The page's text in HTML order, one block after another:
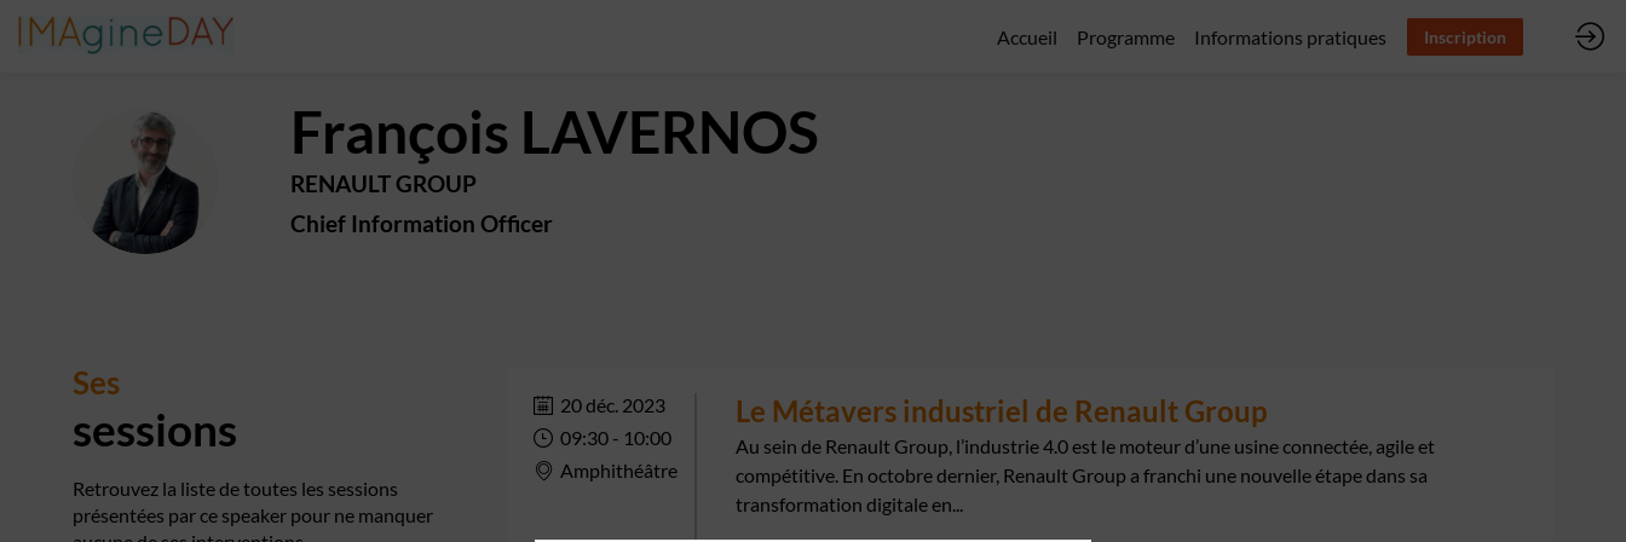
Accueil Programme Informations pratiques Inscription
FL
François LAVERNOS
RENAULT GROUP
Chief Information Officer
Ses
sessions
Retrouvez la liste de toutes les sessions
présentées par ce speaker pour ne manquer
20 déc. 2023
09:30 - 10:00
Amphithéâtre
Le Métavers industriel de Renault Group
Au sein de Renault Group, l’industrie 4.0 est le moteur d’une usine connectée, agile et
compétitive. En octobre dernier, Renault Group a franchi une nouvelle étape dans sa
transformation digitale en...